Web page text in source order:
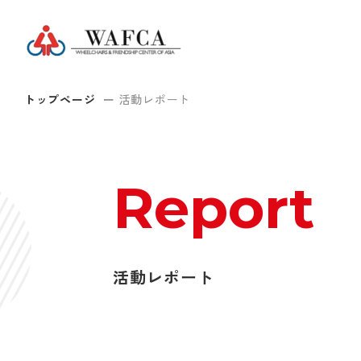
トップページ 活動レポート
Report
活動レポート